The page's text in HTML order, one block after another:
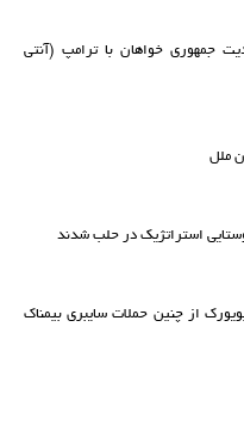
جمهوری خواهان با ترامپ (آنتی
استراتژیک در حلب شدند
از چنین حملات سایبری بیمناک